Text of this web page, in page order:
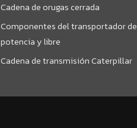
Cadena de orugas cerrada
Componentes del transportador de
potencia y libre
Cadena de transmisión Caterpillar